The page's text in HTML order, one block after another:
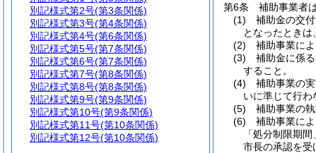
第6条
補助事業者
(1)
補助金の交
となったときは
(2)
補助事業に
(3)
補助金に係
すること。
(4)
補助事業の実
いに準じて行わ
(5)
補助事業の
(6)
補助事業に
「処分制限期
市長の承認を受
別記様式第2号(第3条関係)
別記様式第3号(第4条関係)
別記様式第4号(第6条関係)
別記様式第5号(第7条関係)
別記様式第6号(第7条関係)
別記様式第7号(第8条関係)
別記様式第8号(第8条関係)
別記様式第9号(第9条関係)
別記様式第10号(第9条関係)
別記様式第11号(第10条関係)
別記様式第12号(第10条関係)